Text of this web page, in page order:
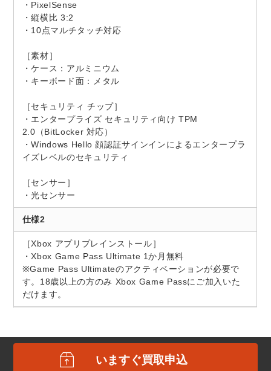
・PixelSense
・縦横比 3:2
・10点マルチタッチ対応
［素材］
・ケース：アルミニウム
・キーボード面：メタル
［セキュリティ チップ］
・エンタープライズ セキュリティ向け TPM
2.0（BitLocker 対応）
・Windows Hello 顔認証サインインによるエンタープラ
イズレベルのセキュリティ
［センサー］
・光センサー
仕様2
［Xbox アプリプレインストール］
・Xbox Game Pass Ultimate 1か月無料
※Game Pass Ultimateのアクティベーションが必要で
す。18歳以上の方のみ Xbox Game Passにご加入いた
だけます。